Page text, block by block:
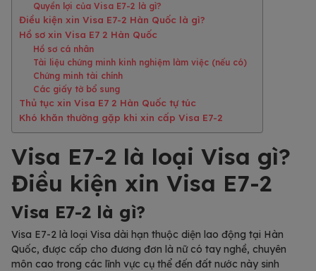
Quyền lợi của Visa E7-2 là gì?
Điều kiện xin Visa E7-2 Hàn Quốc là gì?
Hồ sơ xin Visa E7 2 Hàn Quốc
Hồ sơ cá nhân
Tài liệu chứng minh kinh nghiệm làm việc (nếu có)
Chứng minh tài chính
Các giấy tờ bổ sung
Thủ tục xin Visa E7 2 Hàn Quốc tự túc
Khó khăn thường gặp khi xin cấp Visa E7-2
Visa E7-2 là loại Visa gì?
Điều kiện xin Visa E7-2
Visa E7-2 là gì?
Visa E7-2 là loại Visa dài hạn thuộc diện lao động tại Hàn
Quốc, được cấp cho đương đơn là nữ có tay nghề, chuyên
môn cao trong các lĩnh vực cụ thể đến đất nước này sinh